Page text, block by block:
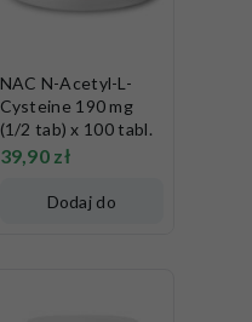
NAC N-Acetyl-L-
Cysteine 190 mg
(1/2 tab) x 100 tabl.
39,90 zł
Dodaj do